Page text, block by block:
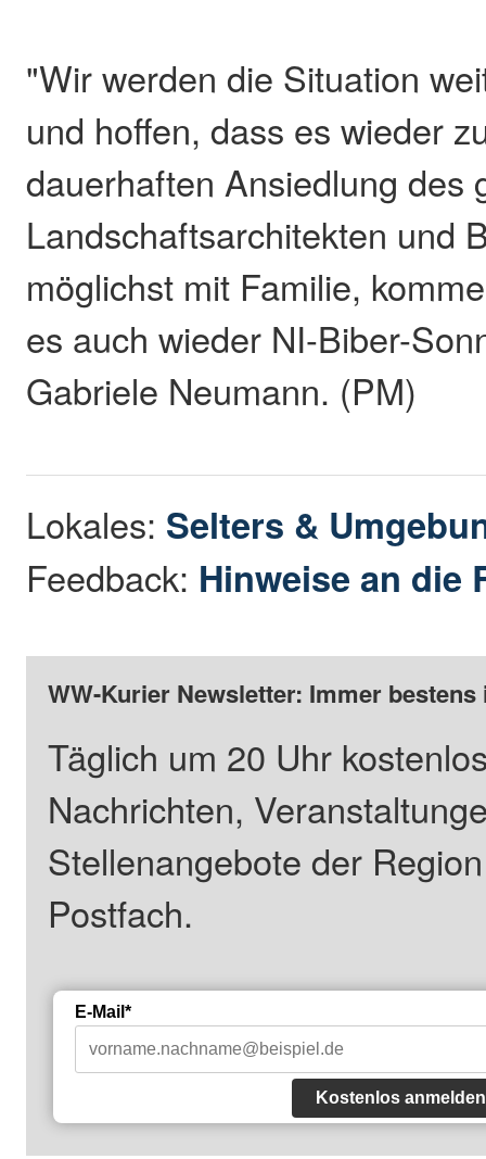
"Wir werden die Situation
und hoffen, dass es wieder
dauerhaften Ansiedlung des
Landschaftsarchitekten und
möglichst mit Familie,
es auch wieder NI-Biber-
Gabriele Neumann. (PM)
Lokales: Selters &
Feedback: Hinweise an die
WW-Kurier Newsletter: Immer
Täglich um 20 Uhr
Nachrichten,
Stellenangebote der
Postfach.
E-Mail*
Kostenlos anmelden